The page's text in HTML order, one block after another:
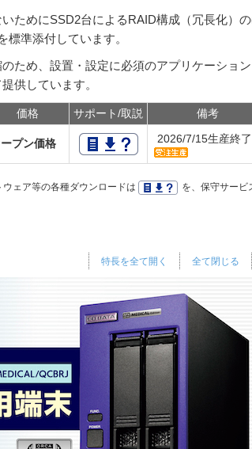
ためにSSD2台によるRAID構成（冗長化）
標準添付しています。
ため、設置・設定に必須のアプリケーショ
供しています。
価格 サポート/取説 備考
プン価格 2026/7/15生産終了
ェア等の各種ダウンロードは
を、保守サービ
全て閉じる
特長を全て開く